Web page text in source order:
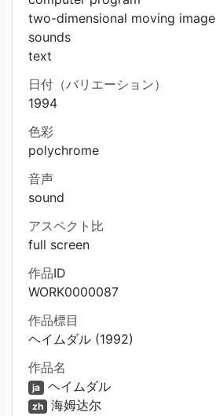
two-dimensional moving image
sounds
text
日付（バリエーション）
1994
色彩
polychrome
音声
sound
アスペクト比
full screen
作品ID
WORK0000087
作品標目
ヘイムダル (1992)
作品名
ja ヘイムダル
zh 海姆达尔